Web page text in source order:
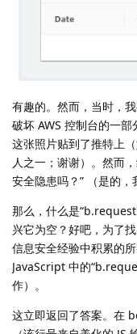
有趣的。然而，当时，
破坏 AWS 控制台的一
这张照片贴到了推特上
人之一；谢谢）。然而
安全隐患吗？” （是的，
那么，什么是
兴它为空？好吧，为了
信息安全经验中积累的
JavaScript 中的
作）。
这立即返回了答案。在